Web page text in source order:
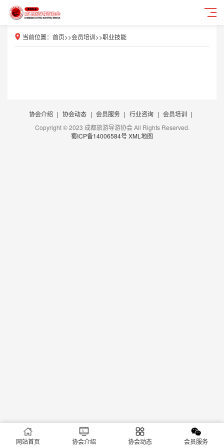
当前位置： 首页>>会员培训>>职业技能
协会介绍 | 协会动态 | 会员服务 | 行业咨询 | 会员培训 |
Copyright © 2023 成都旅游导游协会 All Rights Reserved.
蜀ICP备14006584号XML地图
网站首页 协会介绍 协会动态 会员服务